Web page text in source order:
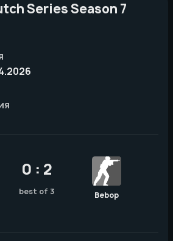
Series Season 7
0 : 2
best of 3 Bebop